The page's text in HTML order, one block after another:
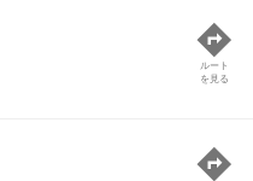
ルート
を見る